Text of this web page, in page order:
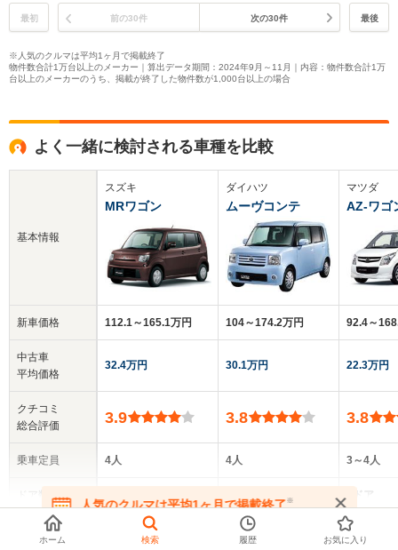
最初 前の30件 次の30件 最後
※人気のクルマは平均1ヶ月で掲載終了
物件数合計1万台以上のメーカー｜算出データ期間：2024年9月～11月｜内容：物件数合計1万
台以上のメーカーのうち、掲載が終了した物件数が1,000台以上の場合
よく一緒に検討される車種を比較
基本情報
新車価格
中古車
平均価格
クチコミ
総合評価
乗車定員
スズキ
MRワゴン
112.1～165.1万円
32.4万円
3.9
4人
全高
ダイハツ
ムーヴコンテ
104～174.2万円
30.1万円
3.8
4人
全高
マツダ
AZ-ワゴ
92.4～
22.3万円
3.8
3～4人
5ドア
▼全てを表示する
人気のクルマは平均1ヶ月で掲載終了※
在庫が無くなる前にお問い合わせください
ホーム 検索 履歴 お気に入り